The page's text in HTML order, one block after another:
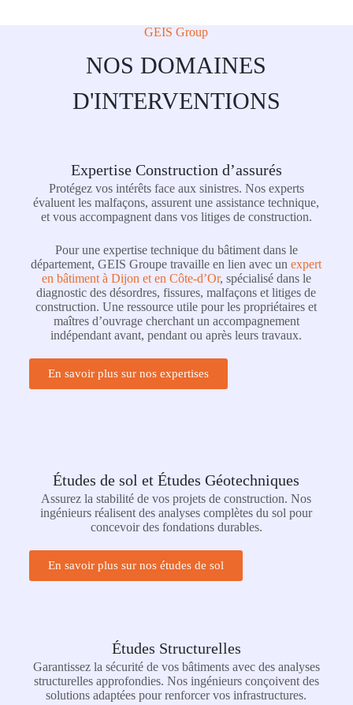
GEIS Group
NOS DOMAINES
D'INTERVENTIONS
Expertise Construction d’assurés
Protégez vos intérêts face aux sinistres. Nos experts
évaluent les malfaçons, assurent une assistance technique,
et vous accompagnent dans vos litiges de construction.
Pour une expertise technique du bâtiment dans le
département, GEIS Groupe travaille en lien avec unexpert
en bâtiment à Dijon et en Côte-d’Or, spécialisé dans le
diagnostic des désordres, fissures, malfaçons et litiges de
construction. Une ressource utile pour les propriétaires et
maîtres d’ouvrage cherchant un accompagnement
indépendant avant, pendant ou après leurs travaux.
En savoir plus sur nos expertises
Études de sol et Études Géotechniques
Assurez la stabilité de vos projets de construction. Nos
ingénieurs réalisent des analyses complètes du sol pour
concevoir des fondations durables.
En savoir plus sur nos études de sol
Études Structurelles
Garantissez la sécurité de vos bâtiments avec des analyses
structurelles approfondies. Nos ingénieurs conçoivent des
solutions adaptées pour renforcer vos infrastructures.